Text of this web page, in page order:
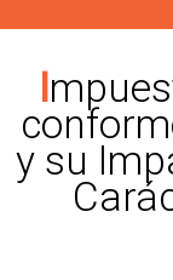
Impuesto a las Ganancias
y su